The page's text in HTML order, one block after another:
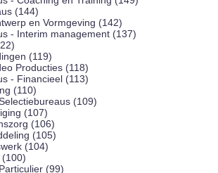
(144)
en Vormgeving (142)
- Interim management (137)
(119)
Producties (118)
- Financieel (113)
(110)
(109)
(107)
(106)
(105)
(104)
(100)
(99)